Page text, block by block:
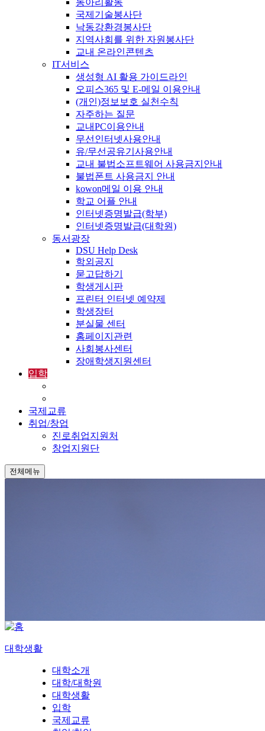
국제기술봉사단
낙동강환경봉사단
지역사회를 위한 자원봉사단
교내 온라인콘텐츠
IT서비스
생성형 AI 활용 가이드라인
오피스365 및 E-메일 이용안내
(개인)정보보호 실천수칙
자주하는 질문
교내PC이용안내
무선인터넷사용안내
유/무선공유기사용안내
교내 불법소프트웨어 사용금지안내
불법폰트 사용금지 안내
kowon메일 이용 안내
학교 어플 안내
인터넷증명발급(학부)
인터넷증명발급(대학원)
동서광장
DSU Help Desk
학외공지
묻고답하기
학생게시판
프린터 인터넷 예약제
학생장터
분실물 센터
홈페이지관련
사회봉사센터
장애학생지원센터
입학
국제교류
취업/창업
진로취업지원처
창업지원단
전체메뉴
대학생활
대학소개
대학/대학원
대학생활
입학
국제교류